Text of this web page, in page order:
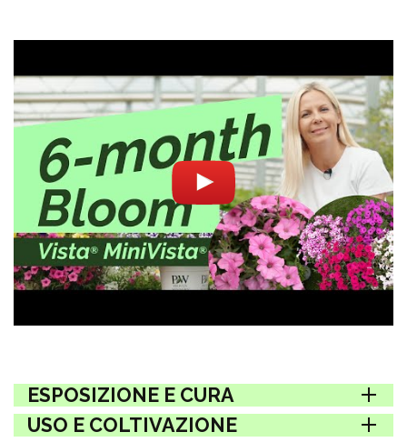
ESPOSIZIONE E CURA
USO E COLTIVAZIONE